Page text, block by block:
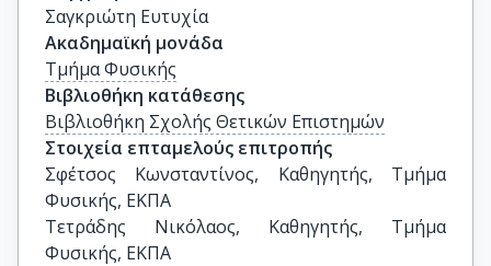
Σαγκριώτη Ευτυχία
Ακαδημαϊκή μονάδα
Τμήμα Φυσικής
Βιβλιοθήκη κατάθεσης
Βιβλιοθήκη Σχολής Θετικών Επιστημών
Στοιχεία επταμελούς επιτροπής
Σφέτσος Κωνσταντίνος, Καθηγητής, Τμήμα
Φυσικής, ΕΚΠΑ
Τετράδης Νικόλαος, Καθηγητής, Τμήμα
Φυσικής, ΕΚΠΑ